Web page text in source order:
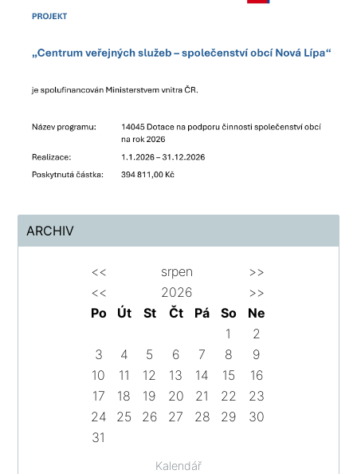
ARCHIV
Kalendář
<< srpen
>>
<<
2026
>>
Po
Út St Čt Pá So
Ne
1
2
3
4 5 6 7 8
9
10
11 12 13 14 15
16
17
18 19 20 21 22
23
24
25 26 27 28 29
30
31